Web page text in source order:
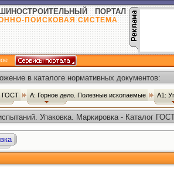
ПОРТАЛ
ПОИСКОВАЯ СИСТЕМА
в каталоге нормативных документов:
ГОСТ А: Горное дело. Полезные ископаемые А1:
Упаковка. Маркировка - Каталог